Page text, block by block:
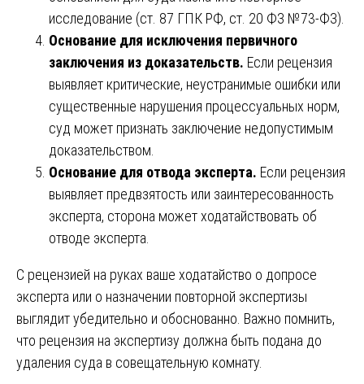
исследование (ст. 87 ГПК РФ, ст. 20 ФЗ №73-ФЗ).
Основание для исключения первичного
заключения из доказательств. Если рецензия
выявляет критические, неустранимые ошибки или
существенные нарушения процессуальных норм,
суд может признать заключение недопустимым
доказательством.
Основание для отвода эксперта. Если рецензия
выявляет предвзятость или заинтересованность
эксперта, сторона может ходатайствовать об
отводе эксперта.
С рецензией на руках ваше ходатайство о допросе
эксперта или о назначении повторной экспертизы
выглядит убедительно и обоснованно. Важно помнить,
что рецензия на экспертизу должна быть подана до
удаления суда в совещательную комнату.